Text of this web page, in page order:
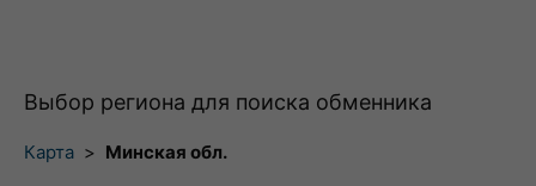
Выбор региона для поиска обменника
Карта > Минская обл.